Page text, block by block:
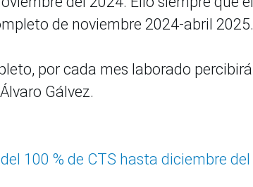
de noviembre 2024-abril 2025.
por cada mes laborado percibirá
Gálvez.
100 % de CTS hasta diciembre del